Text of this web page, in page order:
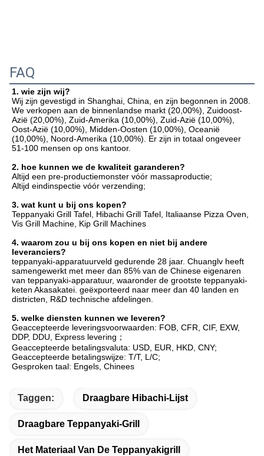
FAQ
1. wie zijn wij?
Wij zijn gevestigd in Shanghai, China, en zijn begonnen in 2008.
We verkopen aan de binnenlandse markt (20,00%), Zuidoost-
Azië (20,00%), Zuid-Amerika (10,00%), Zuid-Azië (10,00%),
Oost-Azië (10,00%), Midden-Oosten (10,00%), Oceanië
(10,00%), Noord-Amerika (10,00%). Er zijn in totaal ongeveer
51-100 mensen op ons kantoor.
2. hoe kunnen we de kwaliteit garanderen?
Altijd een pre-productiemonster vóór massaproductie;
Altijd eindinspectie vóór verzending;
3. wat kunt u bij ons kopen?
Teppanyaki Grill Tafel, Hibachi Grill Tafel, Italiaanse Pizza Oven,
Vis Grill Machine, Kip Grill Machines
4. waarom zou u bij ons kopen en niet bij andere
leveranciers?
teppanyaki-apparatuurveld gedurende 28 jaar. Chuanglv heeft
samengewerkt met meer dan 85% van de Chinese eigenaren
van teppanyaki-apparatuur, waaronder de grootste teppanyaki-
keten Akasakatei. geëxporteerd naar meer dan 40 landen en
districten, R&D technische afdelingen.
5. welke diensten kunnen we leveren?
Geaccepteerde leveringsvoorwaarden: FOB, CFR, CIF, EXW,
DDP, DDU, Express levering；
Geaccepteerde betalingsvaluta: USD, EUR, HKD, CNY;
Geaccepteerde betalingswijze: T/T, L/C;
Gesproken taal: Engels, Chinees
Taggen: Draagbare Hibachi-Lijst
Draagbare Teppanyaki-Grill
Het Materiaal Van De Teppanyakigrill